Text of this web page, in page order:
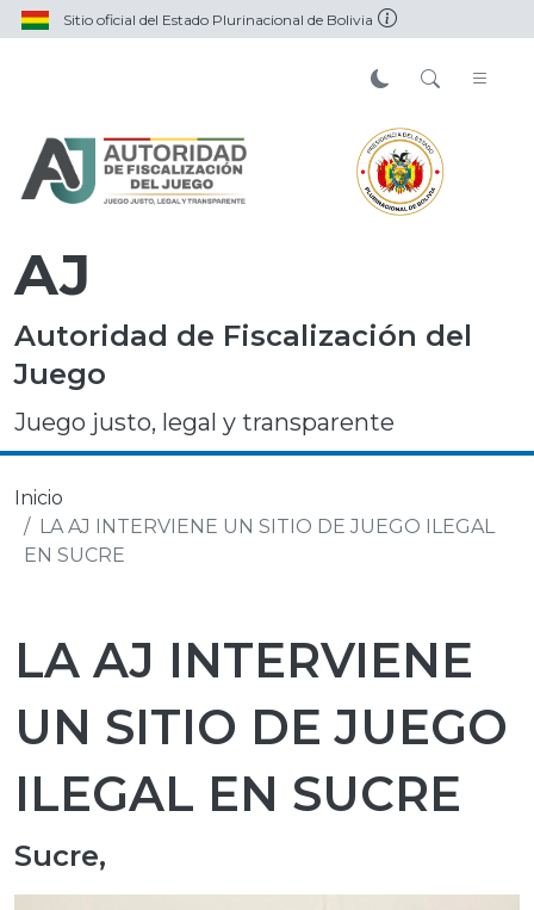
Sitio oficial del Estado Plurinacional de Bolivia
AJ
Autoridad de Fiscalización del
Juego
Juego justo, legal y transparente
Inicio
LA AJ INTERVIENE UN SITIO DE JUEGO ILEGAL
EN SUCRE
LA AJ INTERVIENE
UN SITIO DE JUEGO
ILEGAL EN SUCRE
Sucre,